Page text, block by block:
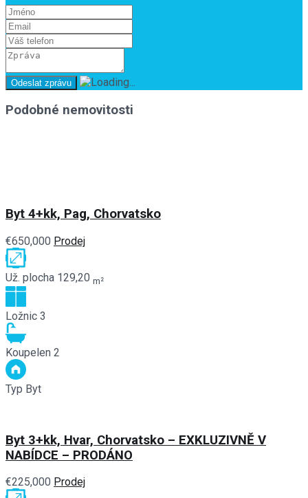
Podobné nemovitosti
Byt 4+kk, Pag, Chorvatsko
€650,000 Prodej
Už. plocha 129,20 m²
Ložnic 3
Koupelen 2
Typ Byt
Byt 3+kk, Hvar, Chorvatsko – EXKLUZIVNĚ V
NABÍDCE – PRODÁNO
€225,000 Prodej